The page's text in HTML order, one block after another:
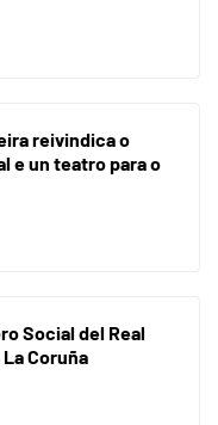
reivindica o
e un teatro para o
Social del Real
Coruña